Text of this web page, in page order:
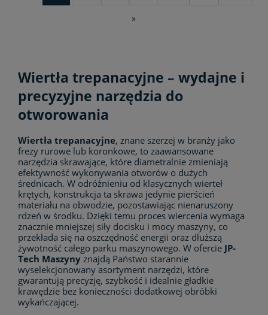
»
Wiertła trepanacyjne – wydajne i
precyzyjne narzędzia do
otworowania
Wiertła trepanacyjne, znane szerzej w branży jako
frezy rurowe lub koronkowe, to zaawansowane
narzędzia skrawające, które diametralnie zmieniają
efektywność wykonywania otworów o dużych
średnicach. W odróżnieniu od klasycznych wierteł
krętych, konstrukcja ta skrawa jedynie pierścień
materiału na obwodzie, pozostawiając nienaruszony
rdzeń w środku. Dzięki temu proces wiercenia wymaga
znacznie mniejszej siły docisku i mocy maszyny, co
przekłada się na oszczędność energii oraz dłuższą
żywotność całego parku maszynowego. W ofercie JP-
Tech Maszyny znajdą Państwo starannie
wyselekcjonowany asortyment narzędzi, które
gwarantują precyzję, szybkość i idealnie gładkie
krawędzie bez konieczności dodatkowej obróbki
wykańczającej.